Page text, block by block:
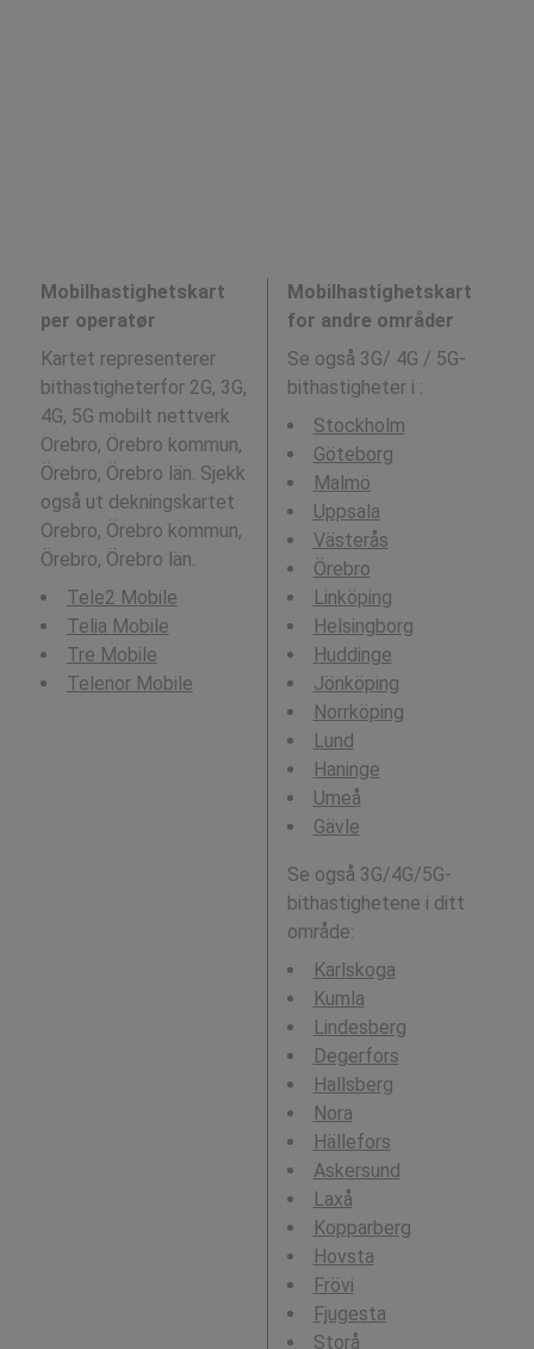
Mobilhastighetskart
per operatør
Kartet representerer
bithastigheterfor 2G, 3G,
4G, 5G mobilt nettverk
Orebro, Örebro kommun,
Örebro, Örebro län. Sjekk
også ut dekningskartet
Orebro, Örebro kommun,
Örebro, Örebro län.
Tele2 Mobile
Telia Mobile
Tre Mobile
Telenor Mobile
Mobilhastighetskart
for andre områder
Se også 3G/ 4G / 5G-
bithastigheter i :
Stockholm
Göteborg
Malmö
Uppsala
Västerås
Örebro
Linköping
Helsingborg
Huddinge
Jönköping
Norrköping
Lund
Haninge
Umeå
Gävle
Se også 3G/4G/5G-
bithastighetene i ditt
område:
Karlskoga
Kumla
Lindesberg
Degerfors
Hallsberg
Nora
Hällefors
Askersund
Laxå
Kopparberg
Hovsta
Frövi
Fjugesta
Storå